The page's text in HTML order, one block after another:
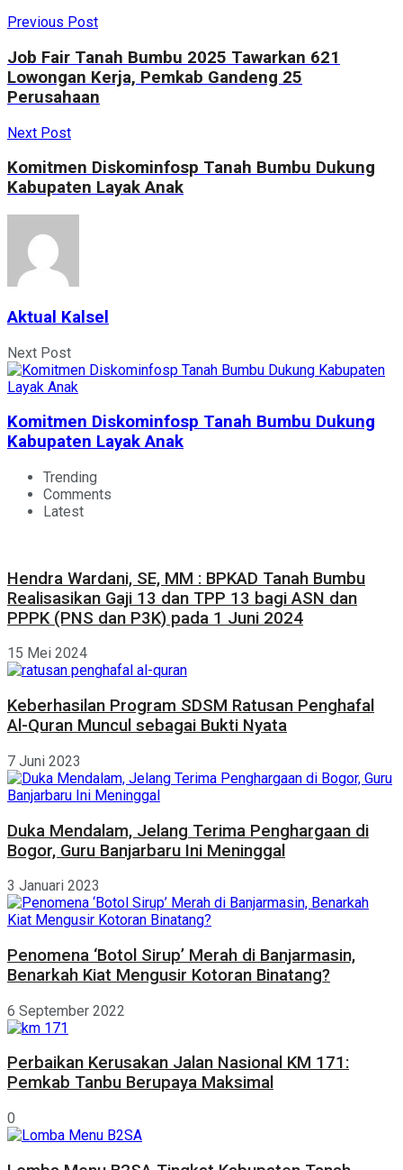
Previous Post
Job Fair Tanah Bumbu 2025 Tawarkan 621
Lowongan Kerja, Pemkab Gandeng 25
Perusahaan
Next Post
Komitmen Diskominfosp Tanah Bumbu Dukung
Kabupaten Layak Anak
Aktual Kalsel
Next Post
Komitmen Diskominfosp Tanah Bumbu Dukung
Kabupaten Layak Anak
Trending
Comments
Latest
Hendra Wardani, SE, MM : BPKAD Tanah Bumbu
Realisasikan Gaji 13 dan TPP 13 bagi ASN dan
PPPK (PNS dan P3K) pada 1 Juni 2024
15 Mei 2024
Keberhasilan Program SDSM Ratusan Penghafal
Al-Quran Muncul sebagai Bukti Nyata
7 Juni 2023
Duka Mendalam, Jelang Terima Penghargaan di
Bogor, Guru Banjarbaru Ini Meninggal
3 Januari 2023
Penomena ‘Botol Sirup’ Merah di Banjarmasin,
Benarkah Kiat Mengusir Kotoran Binatang?
6 September 2022
Perbaikan Kerusakan Jalan Nasional KM 171:
Pemkab Tanbu Berupaya Maksimal
0